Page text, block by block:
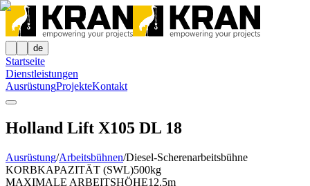
de
Startseite
Dienstleistungen
AusrüstungProjekteKontakt
Holland Lift X105 DL 18
Ausrüstung/Arbeitsbühnen/Diesel-Scherenarbeitsbühne
KORBKAPAZITÄT (SWL)500kg
MAXIMALE ARBEITSHÖHE12.5m